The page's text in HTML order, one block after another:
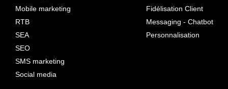
Mobile marketing
RTB
SEA
SEO
SMS marketing
Social media
Fidélisation Client
Messaging - Chatbot
Personnalisation